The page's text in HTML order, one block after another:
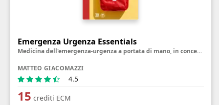
Emergenza Urgenza Essentials
Medicina dell'emergenza-urgenza a portata di mano, in concetti semplici, pratici e utili
MATTEO GIACOMAZZI
4.5
15 crediti ECM